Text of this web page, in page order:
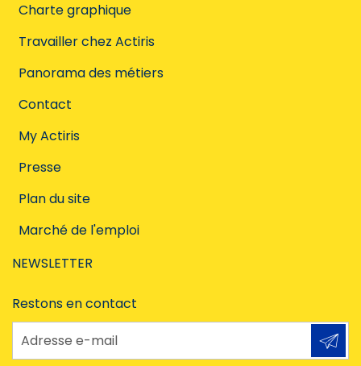
Charte graphique
Travailler chez Actiris
Panorama des métiers
Contact
My Actiris
Presse
Plan du site
Marché de l'emploi
NEWSLETTER
Restons en contact
Adresse e-mail